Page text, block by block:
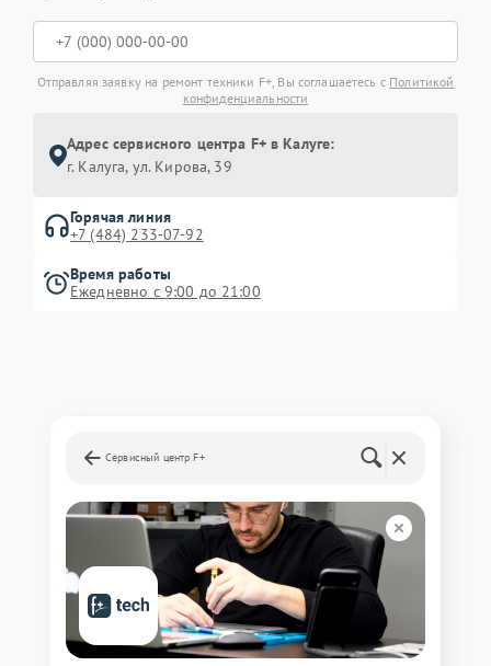
Отправляя заявку на ремонт техники F+, Вы соглашаетесь с Политикой
конфиденциальности
Адрес сервисного центра F+ в Калуге:
г. Калуга, ул. Кирова, 39
Горячая линия
+7 (484) 233-07-92
Время работы
Ежедневно с 9:00 до 21:00
Сервисный центр F+